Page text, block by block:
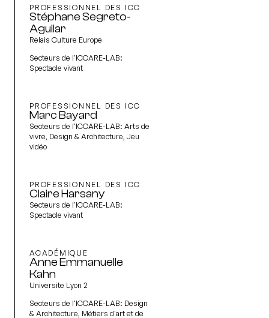
PROFESSIONNEL DES ICC
Stéphane Segreto-
Aguilar
Relais Culture Europe
Secteurs de l'ICCARE-LAB:
Spectacle vivant
PROFESSIONNEL DES ICC
Marc Bayard
Secteurs de l'ICCARE-LAB: Arts de
vivre, Design & Architecture, Jeu
vidéo
PROFESSIONNEL DES ICC
Claire Harsany
Secteurs de l'ICCARE-LAB:
Spectacle vivant
ACADÉMIQUE
Anne Emmanuelle
Kahn
Universite Lyon 2
Secteurs de l'ICCARE-LAB: Design
& Architecture, Métiers d'art et de